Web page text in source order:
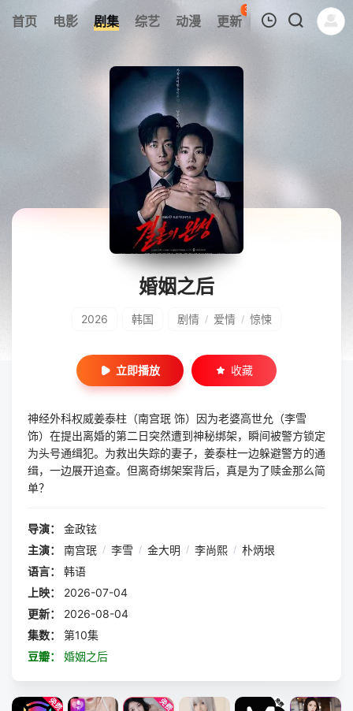
首页 电影 剧集 综艺 动漫 更新
35
热榜 APP
暂无观看影片的记录
婚姻之后
2026 韩国 剧情 / 爱情 / 惊悚
立即播放 收藏
神经外科权威姜泰柱（南宫珉 饰）因为老婆高世允（李雪
饰）在提出离婚的第二日突然遭到神秘绑架，瞬间被警方锁定
为头号通缉犯。为救出失踪的妻子，姜泰柱一边躲避警方的通
缉，一边展开追查。但离奇绑架案背后，真是为了赎金那么简
单？
导演：
金政铉
主演：
南宫珉 / 李雪 / 金大明 / 李尚熙 / 朴炳垠
语言：
韩语
上映：
2026-07-04
更新：
2026-08-04
集数：
第10集
豆瓣：
婚姻之后